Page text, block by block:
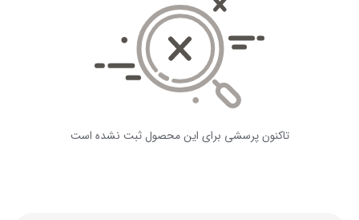
تاکنون پرسشی برای این محصول ثبت نشده است